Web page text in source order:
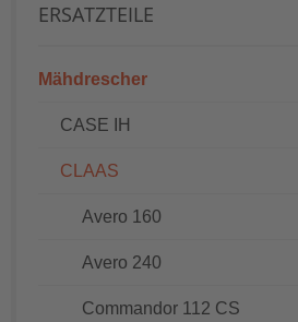
ERSATZTEILE
Mähdrescher
CASE IH
CLAAS
Avero 160
Avero 240
Commandor 112 CS